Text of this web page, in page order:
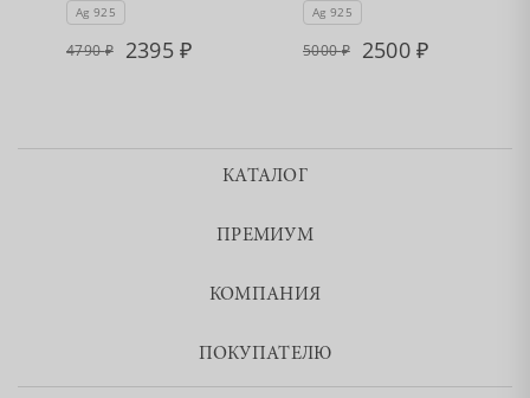
Ag 925
4790 2395
Ag 925
5000 2500
КАТАЛОГ
ПРЕМИУМ
КОМПАНИЯ
ПОКУПАТЕЛЮ